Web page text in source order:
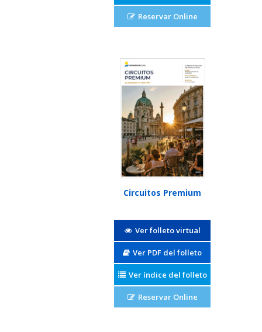
Reservar Online
Circuitos Premium
Ver folleto virtual
Ver PDF del folleto
Ver índice del folleto
Reservar Online